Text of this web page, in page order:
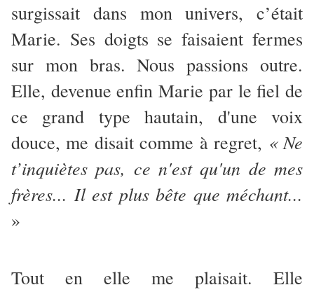
surgissait dans mon univers, c’était
Marie. Ses doigts se faisaient fermes
sur mon bras. Nous passions outre.
Elle, devenue enfin Marie par le fiel de
ce grand type hautain, d'une voix
douce, me disait comme à regret, « Ne
t’inquiètes pas, ce n'est qu'un de mes
frères... Il est plus bête que méchant...
»
Tout en elle me plaisait. Elle